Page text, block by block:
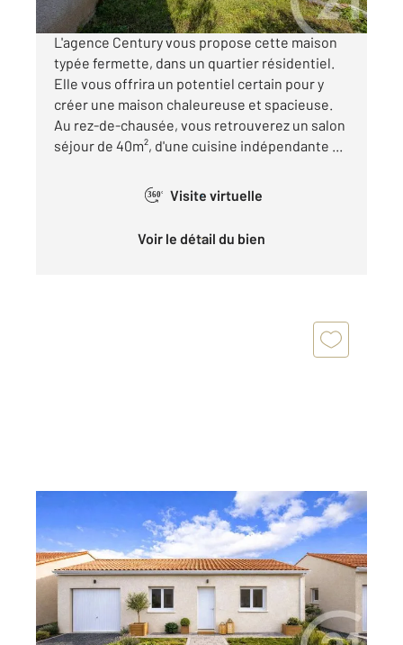
L'agence Century vous propose cette maison
typée fermette, dans un quartier résidentiel.
Elle vous offrira un potentiel certain pour y
créer une maison chaleureuse et spacieuse.
Au rez-de-chausée, vous retrouverez un salon
séjour de 40m², d'une cuisine indépendante ...
360° Visite virtuelle
Voir le détail du bien
86 m2, 4 pièces
Ref : 2082
Maison à vendre
229 000 €